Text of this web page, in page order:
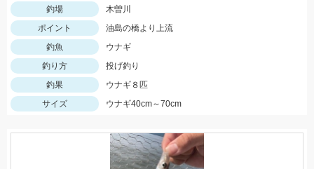
釣場
木曽川
ポイント
油島の橋より上流
釣魚
ウナギ
釣り方
投げ釣り
釣果
ウナギ８匹
サイズ
ウナギ40cm～70cm